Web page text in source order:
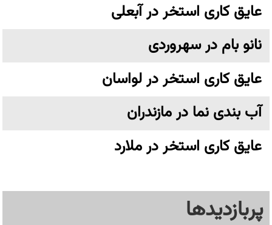
عایق کاری استخر در آبعلی
نانو بام در سهروردی
عایق کاری استخر در لواسان
آب بندی نما در مازندران
عایق کاری استخر در ملارد
پربازدیدها